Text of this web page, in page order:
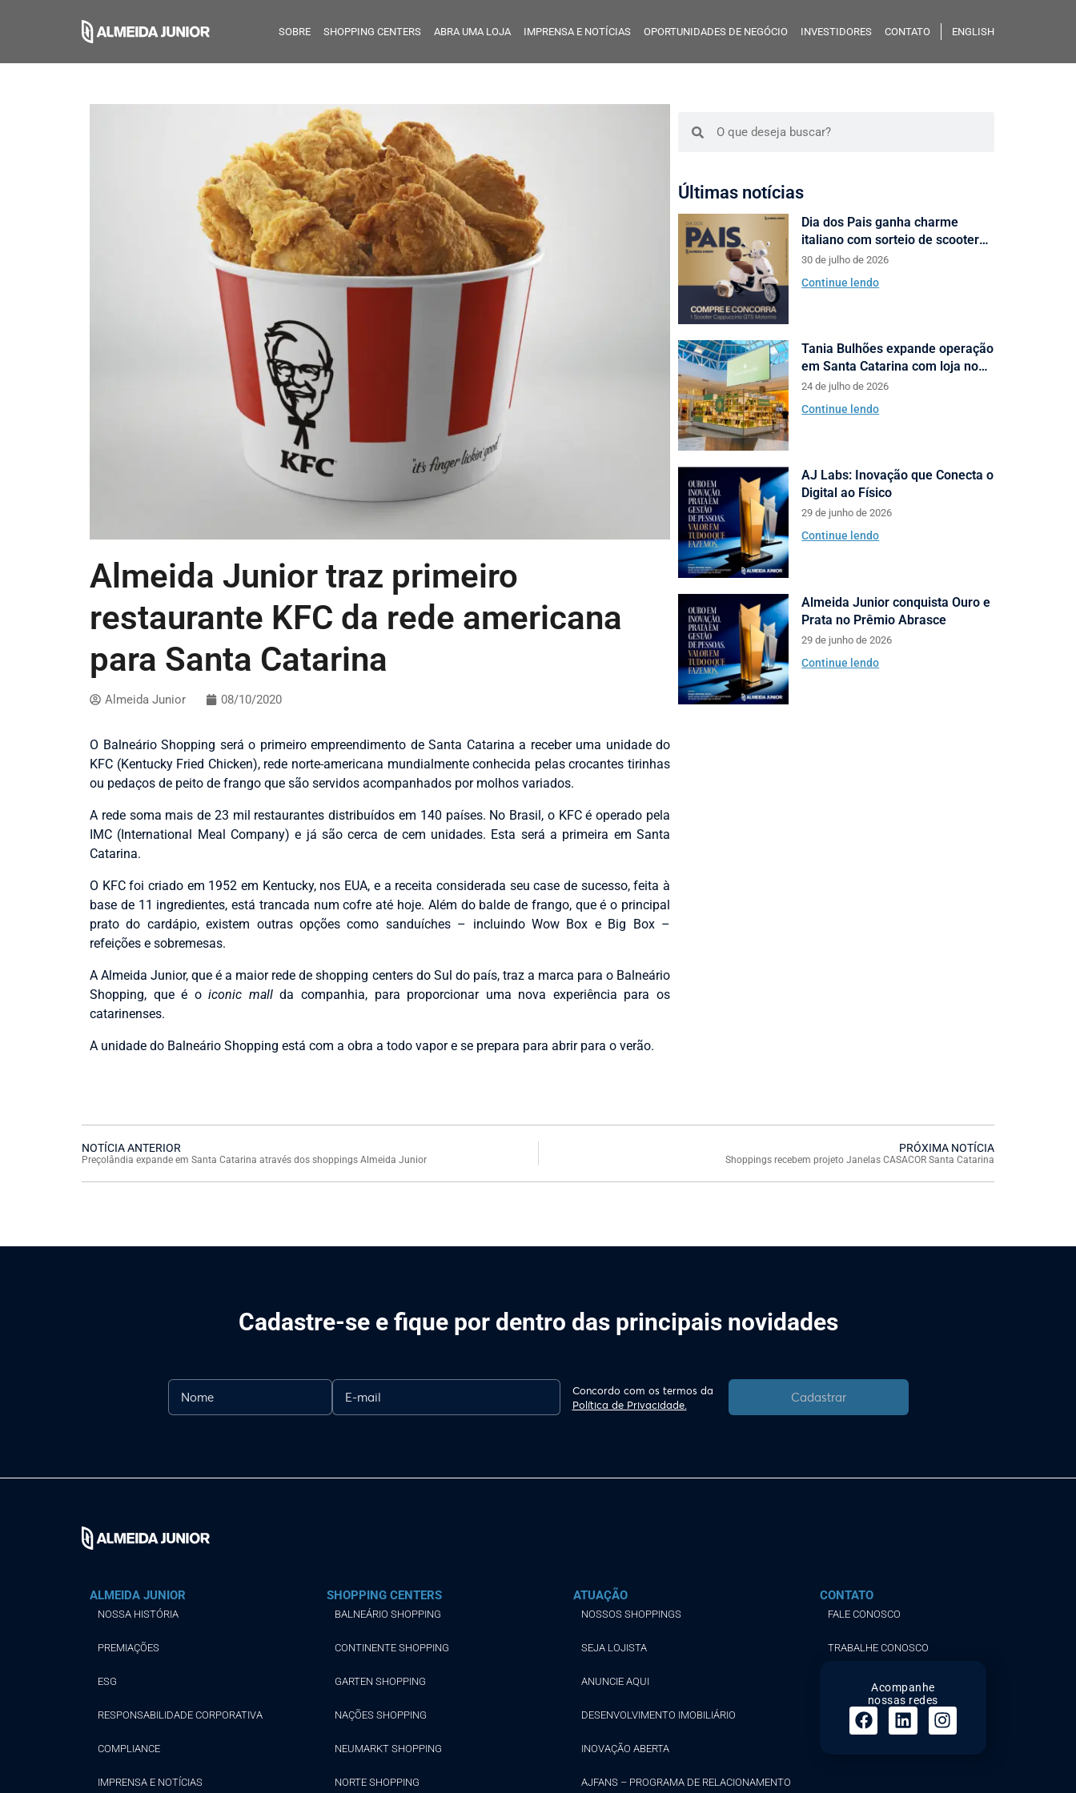
SOBRE SHOPPING CENTERS ABRA UMA LOJA IMPRENSA E NOTÍCIAS OPORTUNIDADES DE NEGÓCIO INVESTIDORES CONTATO ENGLISH
Almeida Junior traz primeiro
restaurante KFC da rede americana
para Santa Catarina
Almeida Junior 08/10/2020
O Balneário Shopping será o primeiro empreendimento de Santa Catarina a receber uma unidade do
KFC (Kentucky Fried Chicken), rede norte-americana mundialmente conhecida pelas crocantes tirinhas
ou pedaços de peito de frango que são servidos acompanhados por molhos variados.
A rede soma mais de 23 mil restaurantes distribuídos em 140 países. No Brasil, o KFC é operado pela
IMC (International Meal Company) e já são cerca de cem unidades. Esta será a primeira em Santa
Catarina.
O KFC foi criado em 1952 em Kentucky, nos EUA, e a receita considerada seu case de sucesso, feita à
base de 11 ingredientes, está trancada num cofre até hoje. Além do balde de frango, que é o principal
prato do cardápio, existem outras opções como sanduíches – incluindo Wow Box e Big Box –
refeições e sobremesas.
A Almeida Junior, que é a maior rede de shopping centers do Sul do país, traz a marca para o Balneário
Shopping, que é oiconic mallda companhia, para proporcionar uma nova experiência para os
catarinenses.
A unidade do Balneário Shopping está com a obra a todo vapor e se prepara para abrir para o verão.
Últimas notícias
Dia dos Pais ganha charme
italiano com sorteio de scooters
Motorino pela Almeida Junior
30 de julho de 2026
Continue lendo
Tania Bulhões expande operação
em Santa Catarina com loja no
Neumarkt Shopping
24 de julho de 2026
Continue lendo
AJ Labs: Inovação que Conecta o
Digital ao Físico
29 de junho de 2026
Continue lendo
Almeida Junior conquista Ouro e
Prata no Prêmio Abrasce
29 de junho de 2026
Continue lendo
NOTÍCIA ANTERIOR
Preçolândia expande em Santa Catarina através dos shoppings Almeida Junior
PRÓXIMA NOTÍCIA
Shoppings recebem projeto Janelas CASACOR Santa Catarina
Cadastre-se e fique por dentro das principais novidades
Concordo com os termos da
Política de Privacidade.
Cadastrar
ALMEIDA JUNIOR
NOSSA HISTÓRIA
PREMIAÇÕES
ESG
RESPONSABILIDADE CORPORATIVA
COMPLIANCE
IMPRENSA E NOTÍCIAS
SHOPPING CENTERS
BALNEÁRIO SHOPPING
CONTINENTE SHOPPING
GARTEN SHOPPING
NAÇÕES SHOPPING
NEUMARKT SHOPPING
NORTE SHOPPING
ATUAÇÃO
NOSSOS SHOPPINGS
SEJA LOJISTA
ANUNCIE AQUI
DESENVOLVIMENTO IMOBILIÁRIO
INOVAÇÃO ABERTA
AJFANS – PROGRAMA DE RELACIONAMENTO
CONTATO
FALE CONOSCO
TRABALHE CONOSCO
Acompanhe
nossas redes